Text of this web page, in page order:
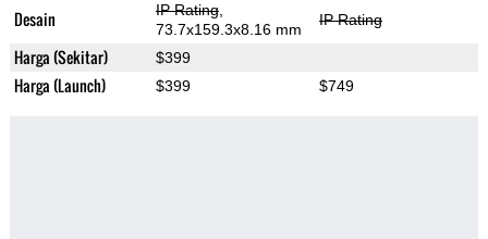
Desain IP Rating,
73.7x159.3x8.16 mm
IP Rating
Harga (Sekitar) $399
Harga (Launch) $399 $749